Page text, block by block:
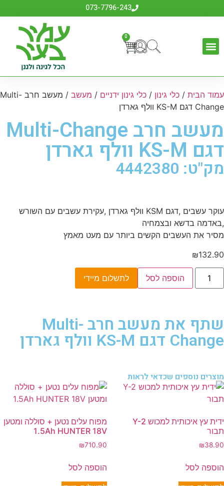
073-7796-243
0
עמוד הבית / כלי גינון / כלי גינון ידניים / מעשב
/ מעשב חרב Multi-
Change דגם KS-M וולף גארדן
מעשב חרב Multi-Change
דגם KS-M וולף גארדן
מק"ט: 4442380
עוקר עשבים ,דגם KSM וולף גארדן ,עקירת עשבים עם השורש
,באדמה בדשא ובצמחיה
מסיר את העשבים הקשים ביותר עם מעט מאמץ
₪132.90
הוספה לסל לתשלום מיידי
שתף את מעשב חרב Multi-
Change דגם KS-M וולף גארדן
מוצרים נוספים שכדאי לראות
ידית עץ איכותית למכוש Y-2
תבור
₪38.90
הוספה לסל
מפוח עלים נטען + סוללה ומטען
1.5Ah HUNTER 18V
₪710.90
הוספה לסל